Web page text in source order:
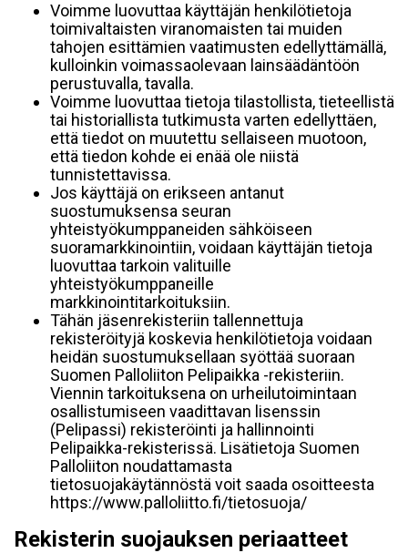
Voimme luovuttaa käyttäjän henkilötietoja
toimivaltaisten viranomaisten tai muiden
tahojen esittämien vaatimusten edellyttämällä,
kulloinkin voimassaolevaan lainsäädäntöön
perustuvalla, tavalla.
Voimme luovuttaa tietoja tilastollista, tieteellistä
tai historiallista tutkimusta varten edellyttäen,
että tiedot on muutettu sellaiseen muotoon,
että tiedon kohde ei enää ole niistä
tunnistettavissa.
Jos käyttäjä on erikseen antanut
suostumuksensa seuran
yhteistyökumppaneiden sähköiseen
suoramarkkinointiin, voidaan käyttäjän tietoja
luovuttaa tarkoin valituille
yhteistyökumppaneille
markkinointitarkoituksiin.
Tähän jäsenrekisteriin tallennettuja
rekisteröityjä koskevia henkilötietoja voidaan
heidän suostumuksellaan syöttää suoraan
Suomen Palloliiton Pelipaikka -rekisteriin.
Viennin tarkoituksena on urheilutoimintaan
osallistumiseen vaadittavan lisenssin
(Pelipassi) rekisteröinti ja hallinnointi
Pelipaikka-rekisterissä. Lisätietoja Suomen
Palloliiton noudattamasta
tietosuojakäytännöstä voit saada osoitteesta
https://www.palloliitto.fi/tietosuoja/
Rekisterin suojauksen periaatteet